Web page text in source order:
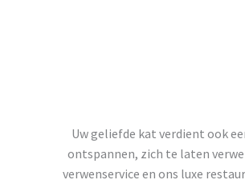
Uw geliefde kat verdient ook
ontspannen, zich te laten
verwenservice en ons luxe